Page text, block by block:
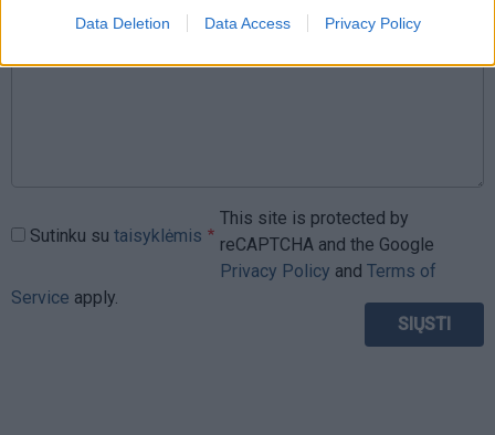
Data Deletion Data Access Privacy Policy
Sutinku su taisyklėmis
This site is protected by
reCAPTCHA and the Google
Privacy Policy and Terms of
Service apply.